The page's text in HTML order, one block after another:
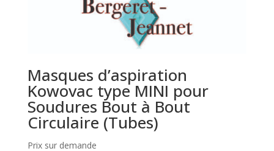
Masques d’aspiration
Kowovac type MINI pour
Soudures Bout à Bout
Circulaire (Tubes)
Prix sur demande